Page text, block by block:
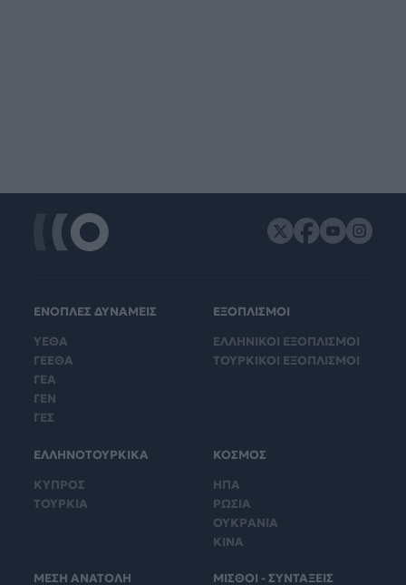
ΕΝΟΠΛΕΣ ΔΥΝΑΜΕΙΣ
ΥΕΘΑ
ΓΕΕΘΑ
ΓΕΑ
ΓΕΝ
ΓΕΣ
ΕΞΟΠΛΙΣΜΟΙ
ΕΛΛΗΝΙΚΟΙ ΕΞΟΠΛΙΣΜΟΙ
ΤΟΥΡΚΙΚΟΙ ΕΞΟΠΛΙΣΜΟΙ
ΕΛΛΗΝΟΤΟΥΡΚΙΚΑ
ΚΥΠΡΟΣ
ΤΟΥΡΚΙΑ
ΚΟΣΜΟΣ
ΗΠΑ
ΡΩΣΙΑ
ΟΥΚΡΑΝΙΑ
ΚΙΝΑ
ΜΕΣΗ ΑΝΑΤΟΛΗ ΜΙΣΘΟΙ - ΣΥΝΤΑΞΕΙΣ